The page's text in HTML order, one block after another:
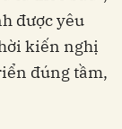
được yêu
kiến nghị
đúng tầm,